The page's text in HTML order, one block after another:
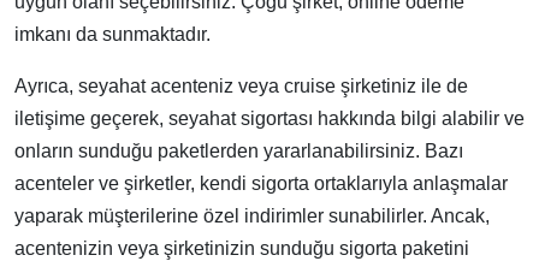
imkanı da sunmaktadır.
Ayrıca, seyahat acenteniz veya cruise şirketiniz ile de
iletişime geçerek, seyahat sigortası hakkında bilgi alabilir ve
onların sunduğu paketlerden yararlanabilirsiniz. Bazı
acenteler ve şirketler, kendi sigorta ortaklarıyla anlaşmalar
yaparak müşterilerine özel indirimler sunabilirler. Ancak,
acentenizin veya şirketinizin sunduğu sigorta paketini